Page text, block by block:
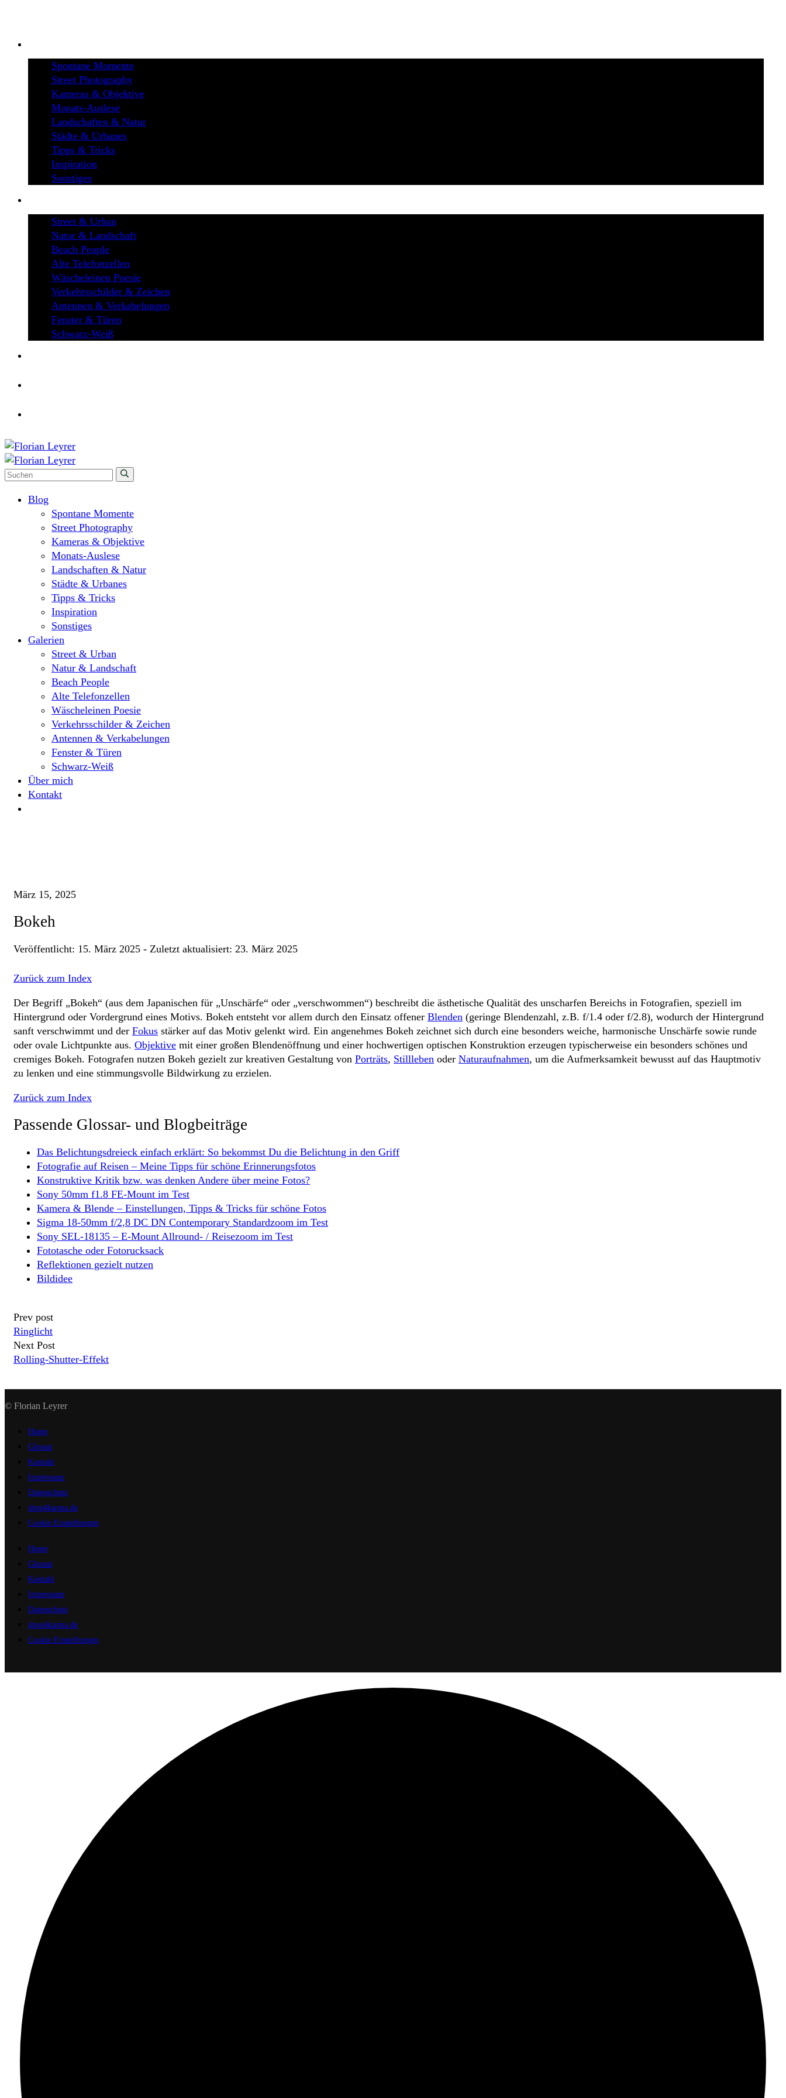
Spontane Momente
Street Photography
Kameras & Objektive
Monats-Auslese
Landschaften & Natur
Städte & Urbanes
Tipps & Tricks
Inspiration
Sonstiges
Street & Urban
Natur & Landschaft
Beach People
Alte Telefonzellen
Wäscheleinen Poesie
Verkehrsschilder & Zeichen
Antennen & Verkabelungen
Fenster & Türen
Schwarz-Weiß
Blog
Spontane Momente
Street Photography
Kameras & Objektive
Monats-Auslese
Landschaften & Natur
Städte & Urbanes
Tipps & Tricks
Inspiration
Sonstiges
Galerien
Street & Urban
Natur & Landschaft
Beach People
Alte Telefonzellen
Wäscheleinen Poesie
Verkehrsschilder & Zeichen
Antennen & Verkabelungen
Fenster & Türen
Schwarz-Weiß
Über mich
Kontakt
März 15, 2025
Bokeh
Veröffentlicht: 15. März 2025 - Zuletzt aktualisiert: 23. März 2025
Zurück zum Index
Der Begriff „Bokeh“ (aus dem Japanischen für „Unschärfe“ oder „verschwommen“) beschreibt die ästhetische Qualität des unscharfen Bereichs in Fotografien, speziell im
Hintergrund oder Vordergrund eines Motivs. Bokeh entsteht vor allem durch den Einsatz offener Blenden (geringe Blendenzahl, z.B. f/1.4 oder f/2.8), wodurch der Hintergrund
sanft verschwimmt und der Fokus stärker auf das Motiv gelenkt wird. Ein angenehmes Bokeh zeichnet sich durch eine besonders weiche, harmonische Unschärfe sowie runde
oder ovale Lichtpunkte aus. Objektive mit einer großen Blendenöffnung und einer hochwertigen optischen Konstruktion erzeugen typischerweise ein besonders schönes und
cremiges Bokeh. Fotografen nutzen Bokeh gezielt zur kreativen Gestaltung von Porträts, Stillleben oder Naturaufnahmen, um die Aufmerksamkeit bewusst auf das Hauptmotiv
zu lenken und eine stimmungsvolle Bildwirkung zu erzielen.
Zurück zum Index
Passende Glossar- und Blogbeiträge
Das Belichtungsdreieck einfach erklärt: So bekommst Du die Belichtung in den Griff
Fotografie auf Reisen – Meine Tipps für schöne Erinnerungsfotos
Konstruktive Kritik bzw. was denken Andere über meine Fotos?
Sony 50mm f1.8 FE-Mount im Test
Kamera & Blende – Einstellungen, Tipps & Tricks für schöne Fotos
Sigma 18-50mm f/2,8 DC DN Contemporary Standardzoom im Test
Sony SEL-18135 – E-Mount Allround- / Reisezoom im Test
Fototasche oder Fotorucksack
Reflektionen gezielt nutzen
Bildidee
Prev post
Ringlicht
Next Post
Rolling-Shutter-Effekt
© Florian Leyrer
Home
Glossar
Kontakt
Impressum
Datenschutz
shop4karma.de
Cookie Einstellungen
Home
Glossar
Kontakt
Impressum
Datenschutz
shop4karma.de
Cookie Einstellungen